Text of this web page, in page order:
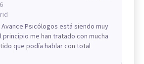
Psicólogos está siendo muy
me han tratado con mucha
que podía hablar con total